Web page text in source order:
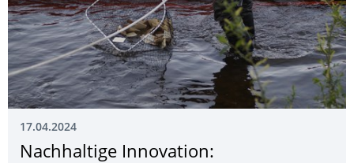
17.04.2024
Nachhaltige Innovation: